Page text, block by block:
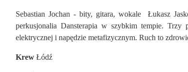
Sebastian Jochan - bity, gitara, wokale Łukasz
perkusjonalia Dansterapia w szybkim tempie.
elektrycznej i napędzie metafizycznym. Ruch to
Krew Łódź